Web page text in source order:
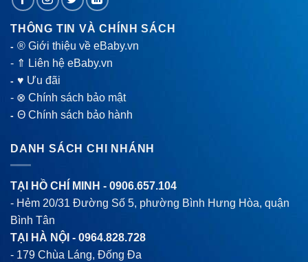
THÔNG TIN VÀ CHÍNH SÁCH
-® Giới thiệu về eBaby.vn
- ⇑ Liên hệ eBaby.vn
-♥ Ưu đãi
- ⊗ Chính sách bảo mật
-Θ Chính sách bảo hành
DANH SÁCH CHI NHÁNH
TẠI HỒ CHÍ MINH - 0906.657.104
- Hẻm 20/31 Đường Số 5, phường Bình Hưng Hòa, quận
Bình Tân
TẠI HÀ NỘI - 0964.828.728
- 179 Chùa Láng, Đống Đa